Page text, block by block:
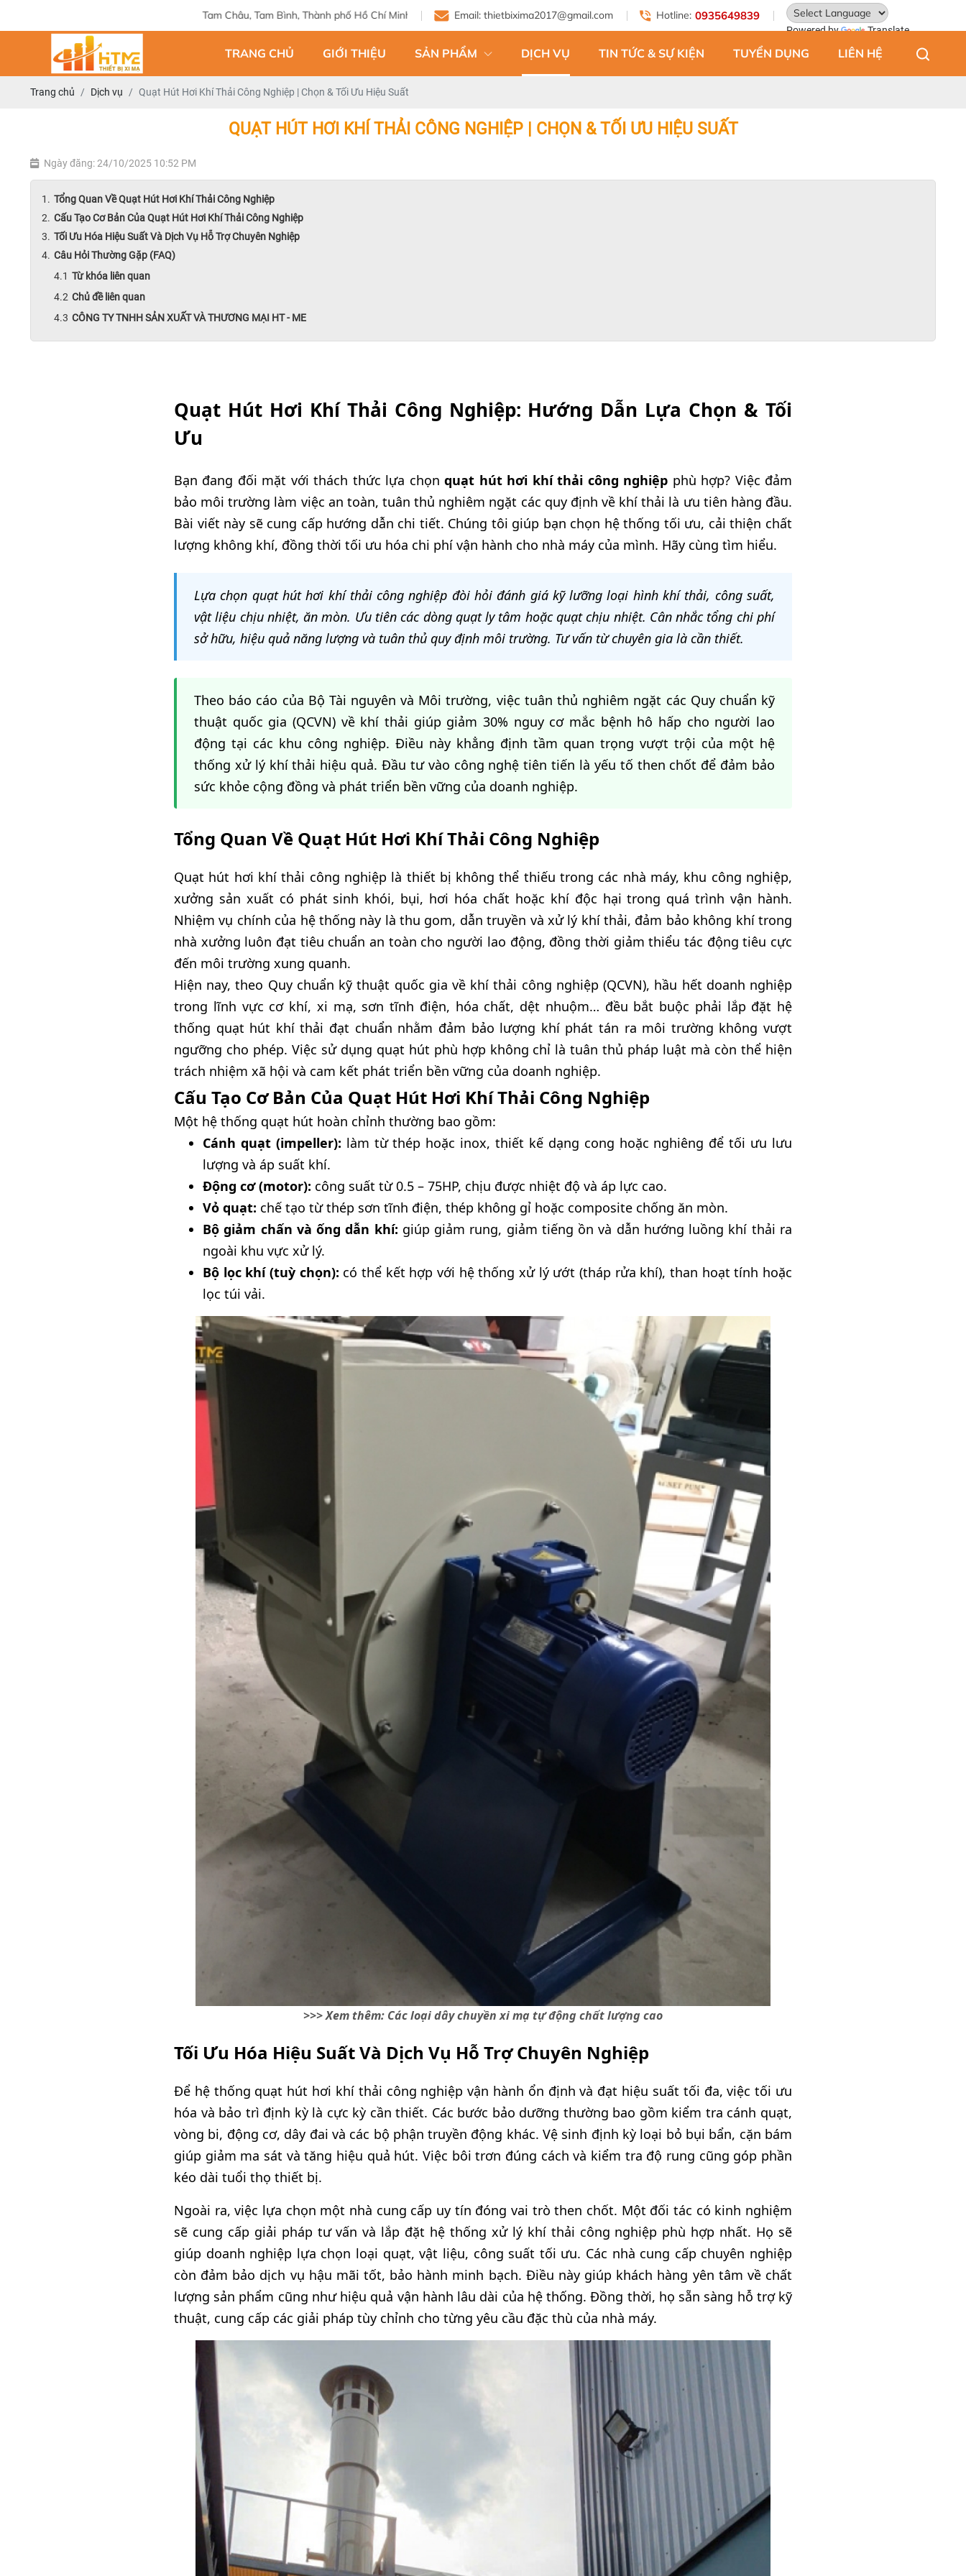
Địa chỉ: 124 Tam Châu, Tam Bình, Thành phố Hồ Chí Minh Email: thietbixima2017@gmail.com Hotline: 0935649839
Powered by Translate
TRANG CHỦ GIỚI THIỆU SẢN PHẨM DỊCH VỤ TIN TỨC & SỰ KIỆN TUYỂN DỤNG LIÊN HỆ
Trang chủ Dịch vụ Quạt Hút Hơi Khí Thải Công Nghiệp | Chọn & Tối Ưu Hiệu Suất
QUẠT HÚT HƠI KHÍ THẢI CÔNG NGHIỆP | CHỌN & TỐI ƯU HIỆU SUẤT
Ngày đăng: 24/10/2025 10:52 PM
Tổng Quan Về Quạt Hút Hơi Khí Thải Công Nghiệp
Cấu Tạo Cơ Bản Của Quạt Hút Hơi Khí Thải Công Nghiệp
Tối Ưu Hóa Hiệu Suất Và Dịch Vụ Hỗ Trợ Chuyên Nghiệp
Câu Hỏi Thường Gặp (FAQ)
Từ khóa liên quan
Chủ đề liên quan
CÔNG TY TNHH SẢN XUẤT VÀ THƯƠNG MẠI HT - ME
Quạt Hút Hơi Khí Thải Công Nghiệp: Hướng Dẫn Lựa Chọn & Tối
Ưu
Bạn đang đối mặt với thách thức lựa chọnquạt hút hơi khí thải công nghiệp phù hợp? Việc đảm
bảo môi trường làm việc an toàn, tuân thủ nghiêm ngặt các quy định về khí thải là ưu tiên hàng đầu.
Bài viết này sẽ cung cấp hướng dẫn chi tiết. Chúng tôi giúp bạn chọn hệ thống tối ưu, cải thiện chất
lượng không khí, đồng thời tối ưu hóa chi phí vận hành cho nhà máy của mình. Hãy cùng tìm hiểu.
Lựa chọn quạt hút hơi khí thải công nghiệp đòi hỏi đánh giá kỹ lưỡng loại hình khí thải, công suất,
vật liệu chịu nhiệt, ăn mòn. Ưu tiên các dòng quạt ly tâm hoặc quạt chịu nhiệt. Cân nhắc tổng chi phí
sở hữu, hiệu quả năng lượng và tuân thủ quy định môi trường. Tư vấn từ chuyên gia là cần thiết.
Theo báo cáo của Bộ Tài nguyên và Môi trường, việc tuân thủ nghiêm ngặt các Quy chuẩn kỹ
thuật quốc gia (QCVN) về khí thải giúp giảm 30% nguy cơ mắc bệnh hô hấp cho người lao
động tại các khu công nghiệp. Điều này khẳng định tầm quan trọng vượt trội của một hệ
thống xử lý khí thải hiệu quả. Đầu tư vào công nghệ tiên tiến là yếu tố then chốt để đảm bảo
sức khỏe cộng đồng và phát triển bền vững của doanh nghiệp.
Tổng Quan Về Quạt Hút Hơi Khí Thải Công Nghiệp
Quạt hút hơi khí thải công nghiệp là thiết bị không thể thiếu trong các nhà máy, khu công nghiệp,
xưởng sản xuất có phát sinh khói, bụi, hơi hóa chất hoặc khí độc hại trong quá trình vận hành.
Nhiệm vụ chính của hệ thống này là thu gom, dẫn truyền và xử lý khí thải, đảm bảo không khí trong
nhà xưởng luôn đạt tiêu chuẩn an toàn cho người lao động, đồng thời giảm thiểu tác động tiêu cực
đến môi trường xung quanh.
Hiện nay, theo Quy chuẩn kỹ thuật quốc gia về khí thải công nghiệp (QCVN), hầu hết doanh nghiệp
trong lĩnh vực cơ khí, xi mạ, sơn tĩnh điện, hóa chất, dệt nhuộm… đều bắt buộc phải lắp đặt hệ
thống quạt hút khí thải đạt chuẩn nhằm đảm bảo lượng khí phát tán ra môi trường không vượt
ngưỡng cho phép. Việc sử dụng quạt hút phù hợp không chỉ là tuân thủ pháp luật mà còn thể hiện
trách nhiệm xã hội và cam kết phát triển bền vững của doanh nghiệp.
Cấu Tạo Cơ Bản Của Quạt Hút Hơi Khí Thải Công Nghiệp
Một hệ thống quạt hút hoàn chỉnh thường bao gồm:
Cánh quạt (impeller): làm từ thép hoặc inox, thiết kế dạng cong hoặc nghiêng để tối ưu lưu
lượng và áp suất khí.
Động cơ (motor): công suất từ 0.5 – 75HP, chịu được nhiệt độ và áp lực cao.
Vỏ quạt: chế tạo từ thép sơn tĩnh điện, thép không gỉ hoặc composite chống ăn mòn.
Bộ giảm chấn và ống dẫn khí: giúp giảm rung, giảm tiếng ồn và dẫn hướng luồng khí thải ra
ngoài khu vực xử lý.
Bộ lọc khí (tuỳ chọn): có thể kết hợp với hệ thống xử lý ướt (tháp rửa khí), than hoạt tính hoặc
lọc túi vải.
>>> Xem thêm: Các loại dây chuyền xi mạ tự động chất lượng cao
Tối Ưu Hóa Hiệu Suất Và Dịch Vụ Hỗ Trợ Chuyên Nghiệp
Để hệ thống quạt hút hơi khí thải công nghiệp vận hành ổn định và đạt hiệu suất tối đa, việc tối ưu
hóa và bảo trì định kỳ là cực kỳ cần thiết. Các bước bảo dưỡng thường bao gồm kiểm tra cánh quạt,
vòng bi, động cơ, dây đai và các bộ phận truyền động khác. Vệ sinh định kỳ loại bỏ bụi bẩn, cặn bám
giúp giảm ma sát và tăng hiệu quả hút. Việc bôi trơn đúng cách và kiểm tra độ rung cũng góp phần
kéo dài tuổi thọ thiết bị.
Ngoài ra, việc lựa chọn một nhà cung cấp uy tín đóng vai trò then chốt. Một đối tác có kinh nghiệm
sẽ cung cấp giải pháp tư vấn và lắp đặt hệ thống xử lý khí thải công nghiệp phù hợp nhất. Họ sẽ
giúp doanh nghiệp lựa chọn loại quạt, vật liệu, công suất tối ưu. Các nhà cung cấp chuyên nghiệp
còn đảm bảo dịch vụ hậu mãi tốt, bảo hành minh bạch. Điều này giúp khách hàng yên tâm về chất
lượng sản phẩm cũng như hiệu quả vận hành lâu dài của hệ thống. Đồng thời, họ sẵn sàng hỗ trợ kỹ
thuật, cung cấp các giải pháp tùy chỉnh cho từng yêu cầu đặc thù của nhà máy.